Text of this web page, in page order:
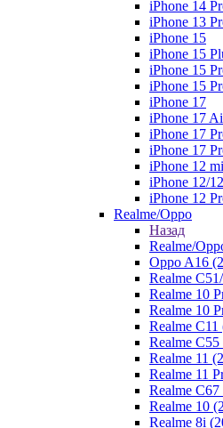
iPhone 14
iPhone 13
iPhone 15
iPhone 15
iPhone 15
iPhone 15
iPhone 17
iPhone 17
iPhone 17
iPhone 17
iPhone 12
iPhone 12/
iPhone 12
Realme/Oppo
Назад
Realme/
Oppo A16
Realme
Realme 10
Realme 10
Realme C11
Realme
Realme 11
Realme 11
Realme
Realme 10
Realme 8i